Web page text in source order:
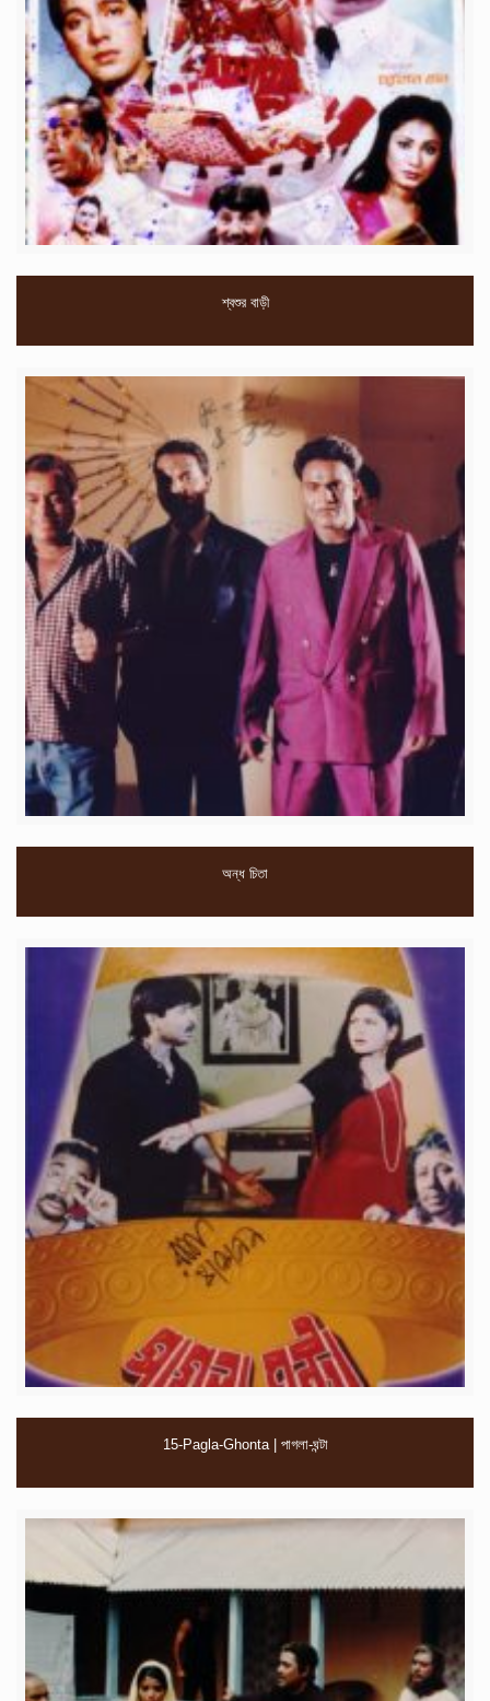
শ্বশুর বাড়ী
অন্ধ চিতা
15-Pagla-Ghonta | পাগলা-ঘন্টা